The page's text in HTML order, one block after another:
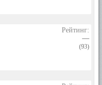
Рейтинг:
—
(93)